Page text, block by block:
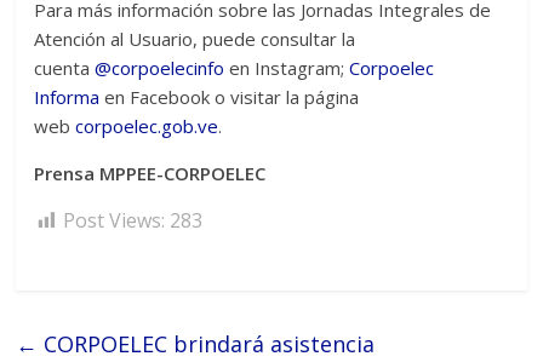
Para más información sobre las Jornadas Integrales de
Atención al Usuario, puede consultar la
cuenta@corpoelecinfoen Instagram;Corpoelec
Informaen Facebook o visitar la página
webcorpoelec.gob.ve.
Prensa MPPEE-CORPOELEC
Post Views: 283
← CORPOELEC brindará asistencia